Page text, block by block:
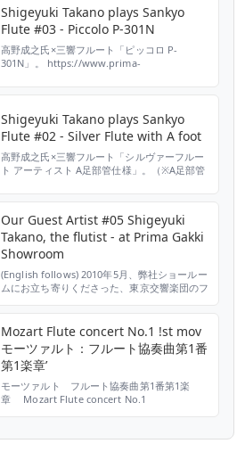
出演：高野成之（東京交響楽団フルート奏者）
Shigeyuki Takano plays Sankyo
Flute #03 - Piccolo P-301N
高野成之氏×三響フルート「ピッコロ P-
301N」。 https://www.prima-
Shigeyuki Takano plays Sankyo
Flute #02 - Silver Flute with A foot
高野成之氏×三響フルート「シルヴァーフルー
ト アーティスト A足部管仕様」。（※A足部管
foot.html 楽器：三響フルート「シルヴァーフ
ルート アーティスト A足部管仕様」 出演：高
野成之（東京交響楽団フルート奏者）
Our Guest Artist #05 Shigeyuki
Takano, the flutist - at Prima Gakki
Showroom
(English follows) 2010年5月、弊社ショールー
ムにお立ち寄りくださった、東京交響楽団のフ
て語ってくださいました。
gakki.co.jp/catalog/sankyoflutes/ 楽器：三
響フルート 14Kゴール...
Mozart Flute concert No.1 !st mov
モーツァルト：フルート協奏曲第1番
第1楽章’
モーツァルト フルート協奏曲第1番第1楽
章 Mozart Flute concert No.1